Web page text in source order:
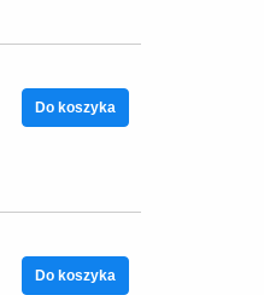
Do koszyka
Do koszyka